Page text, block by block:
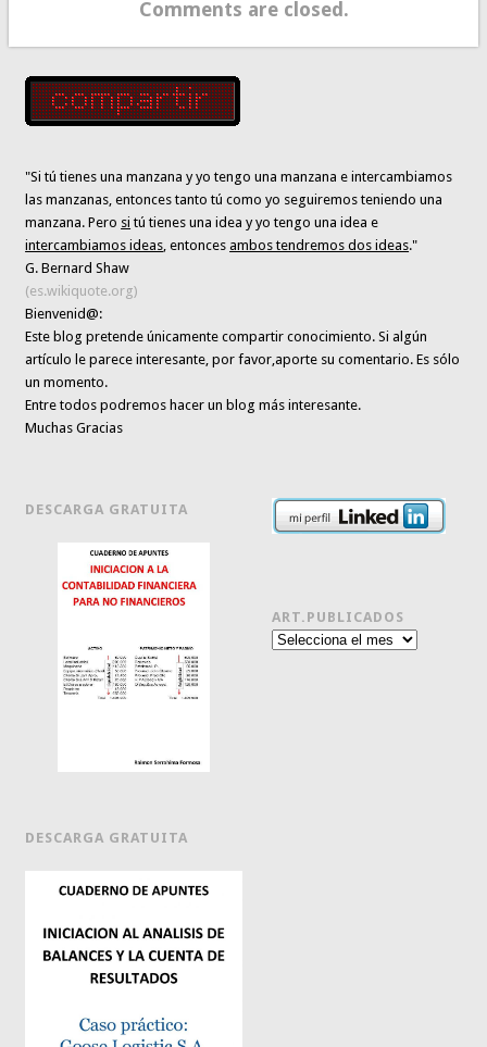
Comments are closed.
"Si tú tienes una manzana y yo tengo una manzana e intercambiamos
las manzanas, entonces tanto tú como yo seguiremos teniendo una
manzana. Pero si tú tienes una idea y yo tengo una idea e
intercambiamos ideas , entoncesambos tendremos dos ideas."
G. Bernard Shaw
(es.wikiquote.org)
Bienvenid@:
Este blog pretende únicamentecompartir conocimiento. Si algún
artículo le parece interesante,por favor,aporte su comentario. Es sólo
un momento.
Entre todos podremos hacer un blog más interesante.
Muchas Gracias
DESCARGA GRATUITA
DESCARGA GRATUITA
ART.PUBLICADOS
Art.publicados